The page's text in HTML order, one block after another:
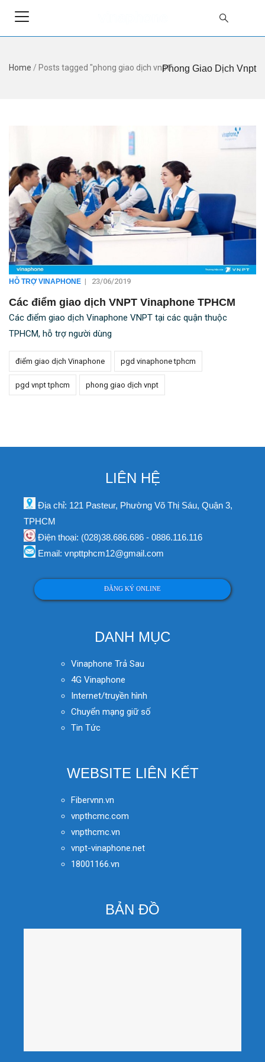
Phong Giao Dịch Vnpt
Home / Posts tagged "phong giao dịch vnpt"
HỖ TRỢ VINAPHONE | 23/06/2019
Các điểm giao dịch VNPT Vinaphone TPHCM
Các điểm giao dịch Vinaphone VNPT tại các quận thuộc
TPHCM, hỗ trợ người dùng
điểm giao dịch Vinaphone pgd vinaphone tphcm
pgd vnpt tphcm phong giao dịch vnpt
LIÊN HỆ
Địa chỉ: 121 Pasteur, Phường Võ Thị Sáu, Quận 3,
TPHCM
Điện thoại: (028)38.686.686 - 0886.116.116
Email: vnpttphcm12@gmail.com
ĐĂNG KÝ ONLINE
DANH MỤC
Vinaphone Trả Sau
4G Vinaphone
Internet/truyền hình
Chuyển mạng giữ số
Tin Tức
WEBSITE LIÊN KẾT
Fibervnn.vn
vnpthcmc.com
vnpthcmc.vn
vnpt-vinaphone.net
18001166.vn
BẢN ĐỒ